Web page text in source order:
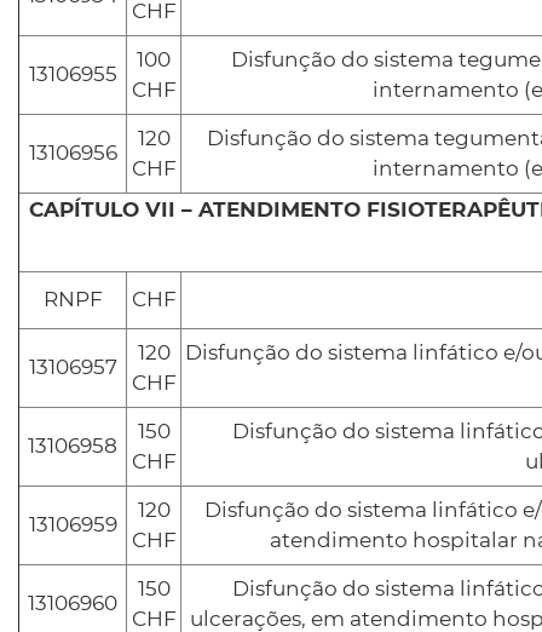
CHF
13106955
100
CHF
Disfunção do sistema
internamento
13106956
120
CHF
Disfunção do sistema
internamento
RNPF CHF
13106957
120
CHF
Disfunção do sistema linfático e/
13106958
150
CHF
Disfunção do sistema
13106959
120
CHF
Disfunção do sistema linfático
atendimento hospitalar
13106960
150
CHF
Disfunção do sistema
ulcerações, em atendimento